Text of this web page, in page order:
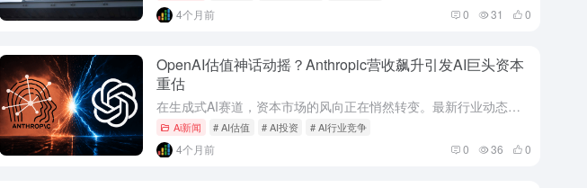
4个月前 0 31 0
OpenAI估值神话动摇？Anthropic营收飙升引发AI巨头资本
重估
在生成式AI赛道，资本市场的风向正在悄然转变。最新行业动态指出，随着竞争对手Anthropic的营收以惊人速度增长，部分投资者开始重新审视行业领头羊OpenAI高达8520亿美元的估值逻辑。市场消息显...
Ai新闻 # AI估值 # AI投资 # AI行业竞争
4个月前 0 36 0